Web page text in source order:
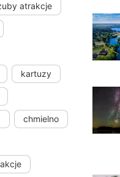
atrakcje
kartuzy
chmielno